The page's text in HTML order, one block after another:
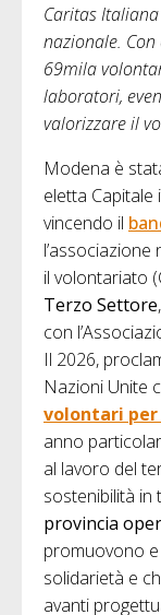
Caritas
nazionale.
69mila
laboratori,
valorizzare il
Modena è
eletta
vincendo il
il volontariato
Terzo Settore,
con
Il 2026,
Nazioni Unite
volontari per
anno
al lavoro del
sostenibilità in
provincia
promuovono
solidarietà e
avanti